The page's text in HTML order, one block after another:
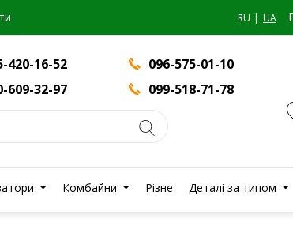
RU UA
420-16-52
096-575-01-10
609-32-97 099-518-71-78
Комбайни Різне Деталі за типом